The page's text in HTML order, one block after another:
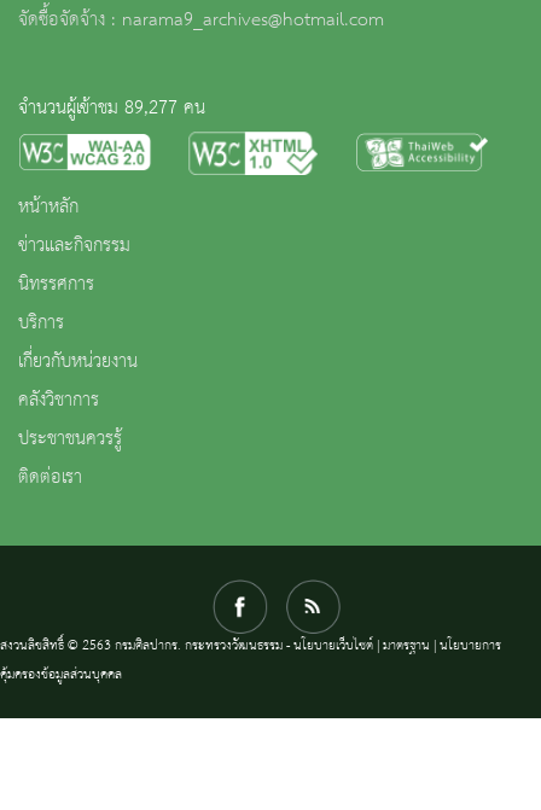
จัดซื้อจัดจ้าง : narama9_archives@hotmail.com
จำนวนผู้เข้าชม 89,277 คน
หน้าหลัก
ข่าวและกิจกรรม
นิทรรศการ
บริการ
เกี่ยวกับหน่วยงาน
คลังวิชาการ
ประชาชนควรรู้
ติดต่อเรา
สงวนลิขสิทธิ์ © 2563 กรมศิลปากร. กระทรวงวัฒนธรรม -นโยบายเว็บไซต์|มาตรฐาน |นโยบายการ
คุ้มครองข้อมูลส่วนบุคคล